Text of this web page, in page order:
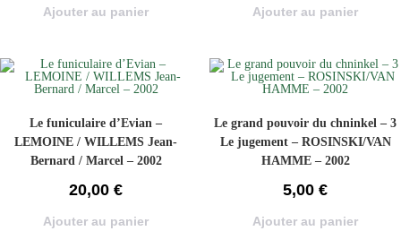
Ajouter au panier Ajouter au panier
Le funiculaire d’Evian –
LEMOINE / WILLEMS Jean-
Bernard / Marcel – 2002
20,00 €
Ajouter au panier
Le grand pouvoir du chninkel – 3
Le jugement – ROSINSKI/VAN
HAMME – 2002
5,00 €
Ajouter au panier